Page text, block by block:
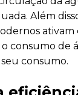
Além
ativam
consumo de
consumo.